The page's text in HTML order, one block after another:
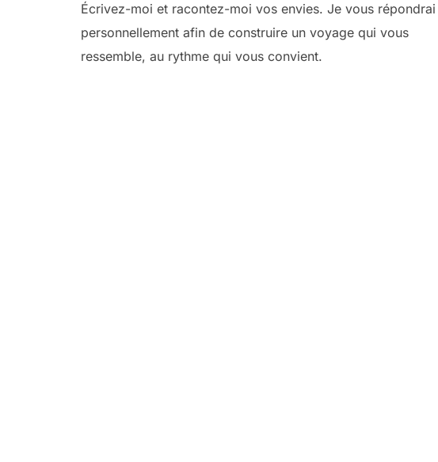
Écrivez-moi et racontez-moi vos envies. Je vous répondrai
personnellement afin de construire un voyage qui vous
ressemble, au rythme qui vous convient.